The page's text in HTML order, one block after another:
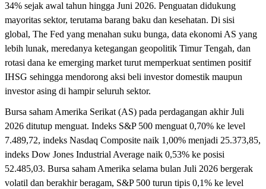
34% sejak awal tahun hingga Juni 2026. Penguatan didukung
mayoritas sektor, terutama barang baku dan kesehatan. Di sisi
global, The Fed yang menahan suku bunga, data ekonomi AS yang
lebih lunak, meredanya ketegangan geopolitik Timur Tengah, dan
rotasi dana ke emerging market turut memperkuat sentimen positif
IHSG sehingga mendorong aksi beli investor domestik maupun
investor asing di hampir seluruh sektor.
Bursa saham Amerika Serikat (AS) pada perdagangan akhir Juli
2026 ditutup menguat. Indeks S&P 500 menguat 0,70% ke level
7.489,72, indeks Nasdaq Composite naik 1,00% menjadi 25.373,85,
indeks Dow Jones Industrial Average naik 0,53% ke posisi
52.485,03. Bursa saham Amerika selama bulan Juli 2026 bergerak
volatil dan berakhir beragam, S&P 500 turun tipis 0,1% ke level